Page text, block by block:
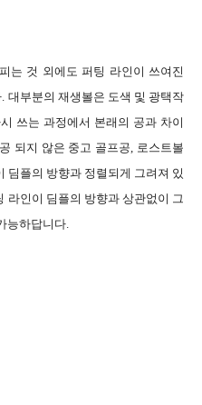
는 것 외에도 퍼팅 라인이 쓰여진
대부분의 재생볼은 도색 및 광택작
쓰는 과정에서 본래의 공과 차이
되지 않은 중고 골프공, 로스트볼
딤플의 방향과 정렬되게 그려져 있
라인이 딤플의 방향과 상관없이 그
능하답니다.